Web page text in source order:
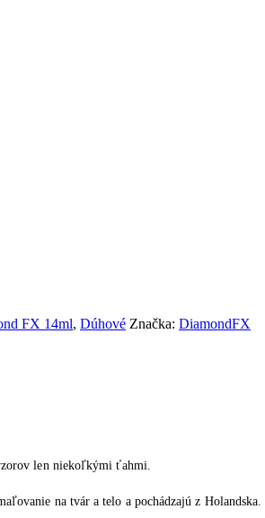
FX 14ml, Dúhové Značka: DiamondFX
len niekoľkými ťahmi.
na tvár a telo a pochádzajú z Holandska.